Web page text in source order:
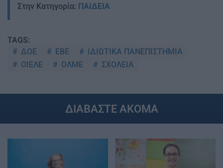
Στην Κατηγορία: ΠΑΙΔΕΙΑ
TAGS:
ΔΟΕ
ΕΒΕ
ΙΔΙΩΤΙΚΑ ΠΑΝΕΠΙΣΤΗΜΙΑ
ΟΙΕΛΕ
ΟΛΜΕ ΣΧΟΛΕΙΑ
ΔΙΑΒΑΣΤΕ ΑΚΟΜΑ